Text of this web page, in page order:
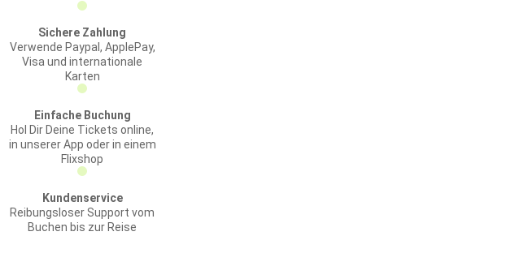
Sichere Zahlung
Verwende Paypal, ApplePay,
Visa und internationale
Karten
Einfache Buchung
Hol Dir Deine Tickets online,
in unserer App oder in einem
Flixshop
Kundenservice
Reibungsloser Support vom
Buchen bis zur Reise